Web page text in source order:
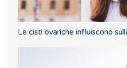
Le cisti ovariche influiscono